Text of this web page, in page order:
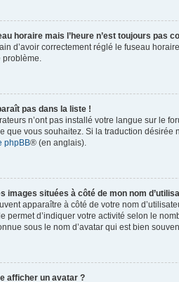
horaire mais l’heure n’est toujours pas
d’avoir correctement réglé le fuseau
pas dans la liste !
n’ont pas installé votre langue sur le
que vous souhaitez. Si la traduction désirée
phpBB® (en anglais).
images situées à côté de mon nom
apparaître à côté de votre nom
permet d’indiquer votre activité selon le
sous le nom d’avatar qui est bien
afficher un avatar ?